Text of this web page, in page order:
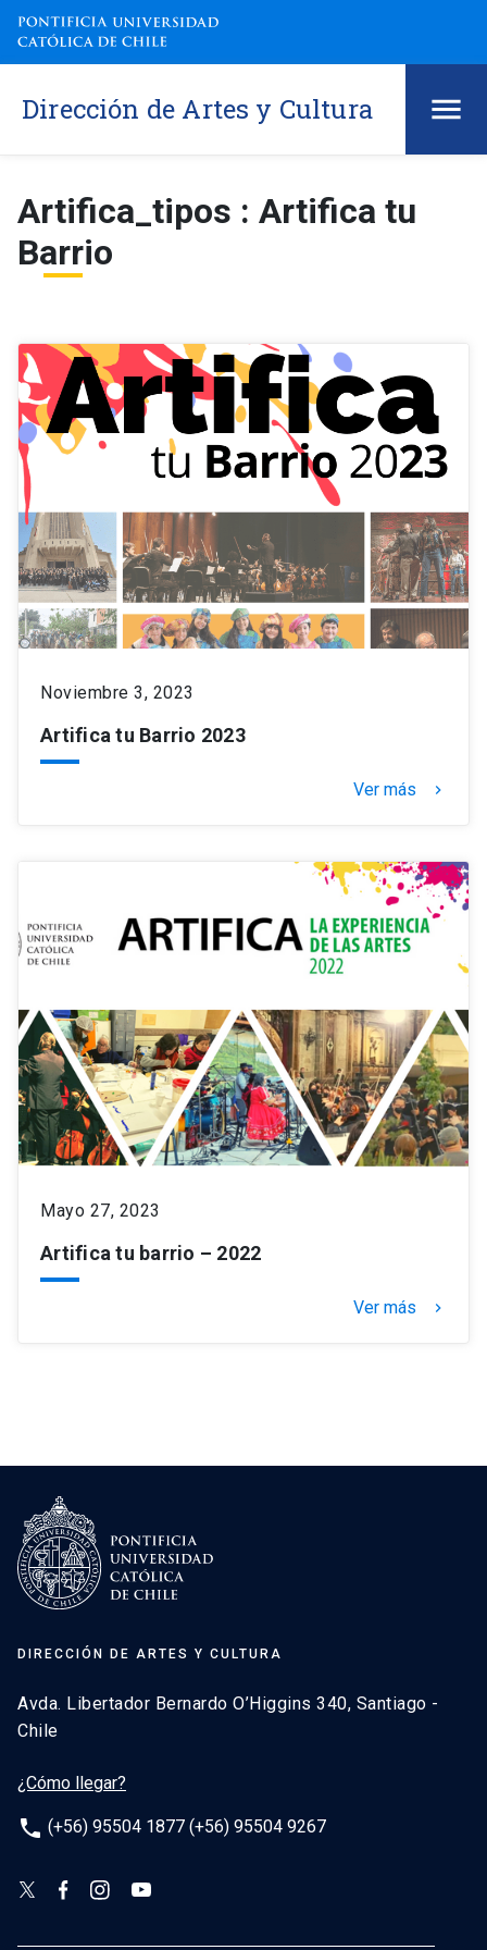
Dirección de Artes y Cultura
Artifica_tipos : Artifica tu
Barrio
Noviembre 3, 2023
Artifica tu Barrio 2023
Ver más keyboard_arrow_right
Mayo 27, 2023
Artifica tu barrio – 2022
Ver más keyboard_arrow_right
DIRECCIÓN DE ARTES Y CULTURA
Avda. Libertador Bernardo O’Higgins 340, Santiago -
Chile
¿Cómo llegar?
phone (+56) 95504 1877 (+56) 95504 9267